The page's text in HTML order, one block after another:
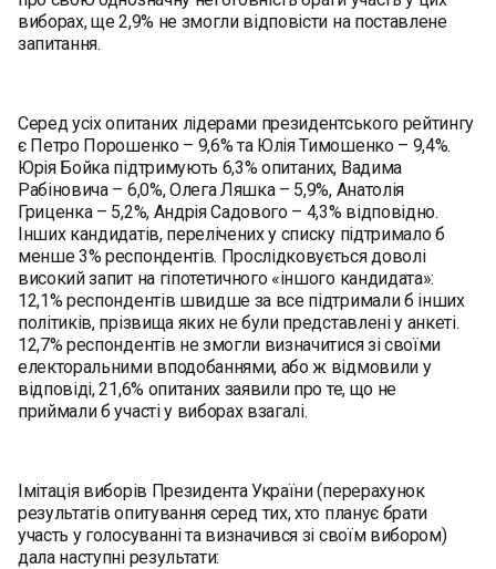
виборах, ще 2,9% не змогли відповісти на поставлене
запитання.
Серед усіх опитаних лідерами президентського рейтингу
є Петро Порошенко – 9,6% та Юлія Тимошенко – 9,4%.
Юрія Бойка підтримують 6,3% опитаних, Вадима
Рабіновича – 6,0%, Олега Ляшка – 5,9%, Анатолія
Гриценка – 5,2%, Андрія Садового – 4,3% відповідно.
Інших кандидатів, перелічених у списку підтримало б
менше 3% респондентів. Прослідковується доволі
високий запит на гіпотетичного «іншого кандидата»:
12,1% респондентів швидше за все підтримали б інших
політиків, прізвища яких не були представлені у анкеті.
12,7% респондентів не змогли визначитися зі своїми
електоральними вподобаннями, або ж відмовили у
відповіді, 21,6% опитаних заявили про те, що не
приймали б участі у виборах взагалі.
Імітація виборів Президента України (перерахунок
результатів опитування серед тих, хто планує брати
участь у голосуванні та визначився зі своїм вибором)
дала наступні результати: